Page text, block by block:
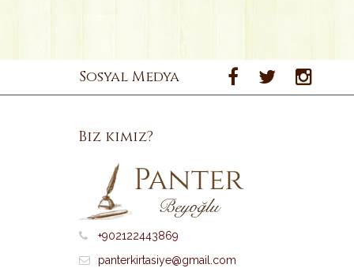
Sosyal Medya
Biz kimiz?
+902122443869
panterkirtasiye@gmail.com